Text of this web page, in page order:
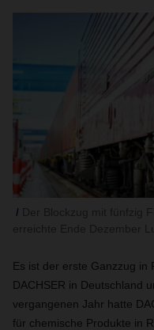
Es ist der erste Ganzzug in
DACHSER in Deutschland
vergangenen Jahr hatte
für chemische Produkte in